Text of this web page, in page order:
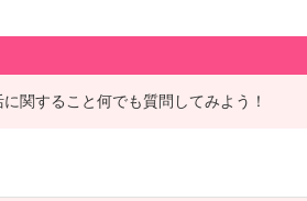
関すること何でも質問してみよう！